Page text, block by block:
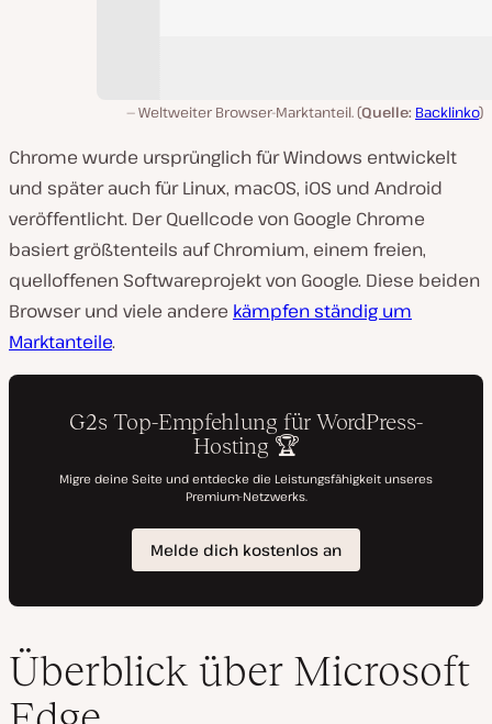
Weltweiter Browser-Marktanteil. (Quelle: Backlinko)
Chrome wurde ursprünglich für Windows entwickelt
und später auch für Linux, macOS, iOS und Android
veröffentlicht. Der Quellcode von Google Chrome
basiert größtenteils auf Chromium, einem freien,
quelloffenen Softwareprojekt von Google. Diese beiden
Browser und viele andere kämpfen ständig um
Marktanteile.
Überblick über Microsoft